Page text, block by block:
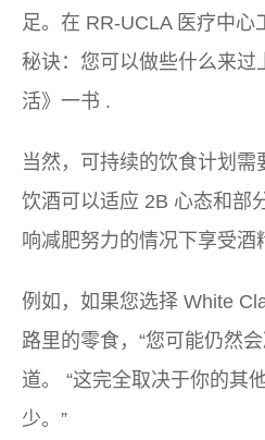
足。在 RR-UCLA 医疗中心
秘诀：您可以做些什么来过
活》一书 .
当然，可持续的饮食计划需
饮酒可以适应 2B 心态和部
响减肥努力的情况下享受酒
例如，如果您选择 White
路里的零食，“您可能仍然
道。 “这完全取决于你的其
少。”